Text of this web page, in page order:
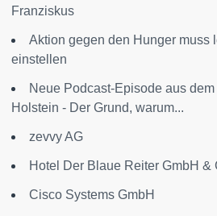
Franziskus
Aktion gegen den Hunger muss
einstellen
Neue Podcast-Episode aus
Holstein - Der Grund, warum...
zevvy AG
Hotel Der Blaue Reiter GmbH &
Cisco Systems GmbH